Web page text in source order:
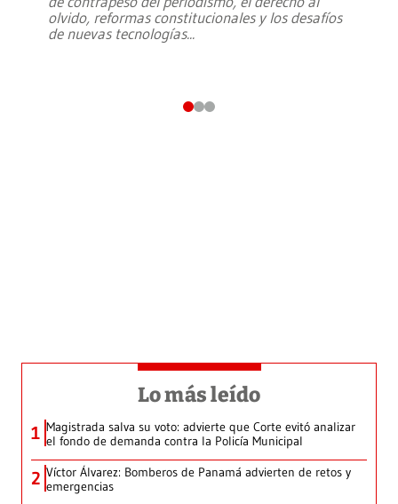
olvido, reformas constitucionales y los desafíos
de nuevas tecnologías...
Lo más leído
1 Magistrada salva su voto: advierte que Corte evitó analizar
el fondo de demanda contra la Policía Municipal
2 Víctor Álvarez: Bomberos de Panamá advierten de retos y
emergencias